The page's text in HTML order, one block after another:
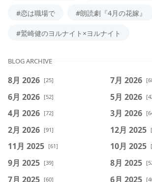
#恋は職場で #朗読劇『4月の花嫁』
#鷲崎健のヨルナイト×ヨルナイト
BLOG ARCHIVE
8月 2026 [25] 7月 2026
6月 2026 [52] 5月 2026
4月 2026 [72] 3月 2026
2月 2026 [91] 12月 2025
11月 2025 [61] 10月 2025
9月 2025 [39] 8月 2025
7月 2025 [60] 6月 2025